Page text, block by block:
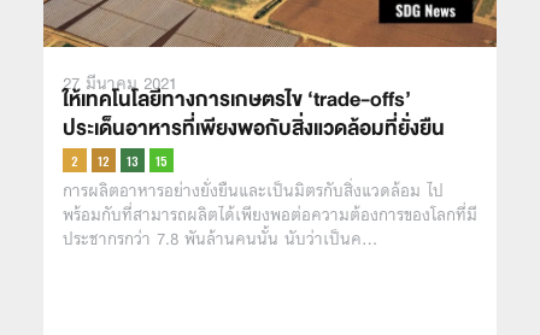
27 มีนาคม 2021
ให้เทคโนโลยีทางการเกษตรไข ‘trade-offs’
ประเด็นอาหารที่เพียงพอกับสิ่งแวดล้อมที่ยั่งยืน
การผลิตอาหารอย่างยั่งยืนและเป็นมิตรกับสิ่งแวดล้อม ไป
พร้อมกับที่สามารถผลิตได้เพียงพอต่อความต้องการของโลกที่มี
ประชากรกว่า 7.8 พันล้านคนนั้น นับว่าเป็นค…